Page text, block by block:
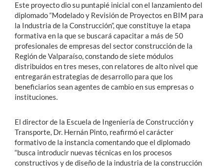
Este proyecto dio su puntapié inicial con el lanzamiento del
diplomado “Modelado y Revisión de Proyectos en BIM para
la Industria de la Construcción”, que constituye la etapa
formativa en la que se buscará capacitar a más de 50
profesionales de empresas del sector construcción de la
Región de Valparaíso, constando de siete módulos
distribuidos en tres meses, con relatores de alto nivel que
entregarán estrategias de desarrollo para que los
beneficiarios sean agentes de cambio en sus empresas o
instituciones.
El director de la Escuela de Ingeniería de Construcción y
Transporte, Dr. Hernán Pinto, reafirmó el carácter
formativo de la instancia comentando que el diplomado
“busca introducir nuevas técnicas en los procesos
constructivos y de diseño de la industria de la construcción